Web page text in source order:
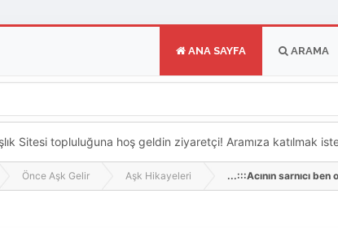
ANA SAYFA ARAMA
Sitesi topluluğuna hoş geldin ziyaretçi! Aramıza katılmak
Önce Aşk Gelir Aşk Hikayeleri ...:::Acının sarnıcı ben